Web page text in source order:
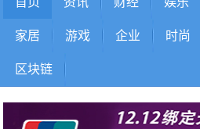
家居 游戏 企业 时尚
区块链